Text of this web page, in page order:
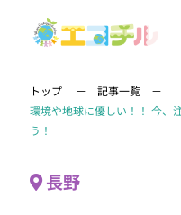
トップ
記事一覧
環境や地球に優しい！！ 今、
う！
長野